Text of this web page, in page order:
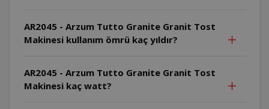
AR2045 - Arzum Tutto Granite Granit Tost
Makinesi kullanım ömrü kaç yıldır?
AR2045 - Arzum Tutto Granite Granit Tost
Makinesi kaç watt?